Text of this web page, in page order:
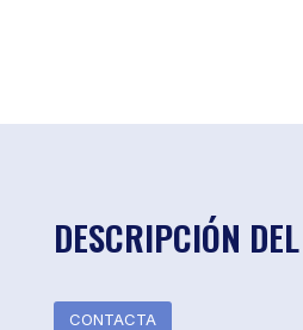
DESCRIPCIÓN
CONTACTA